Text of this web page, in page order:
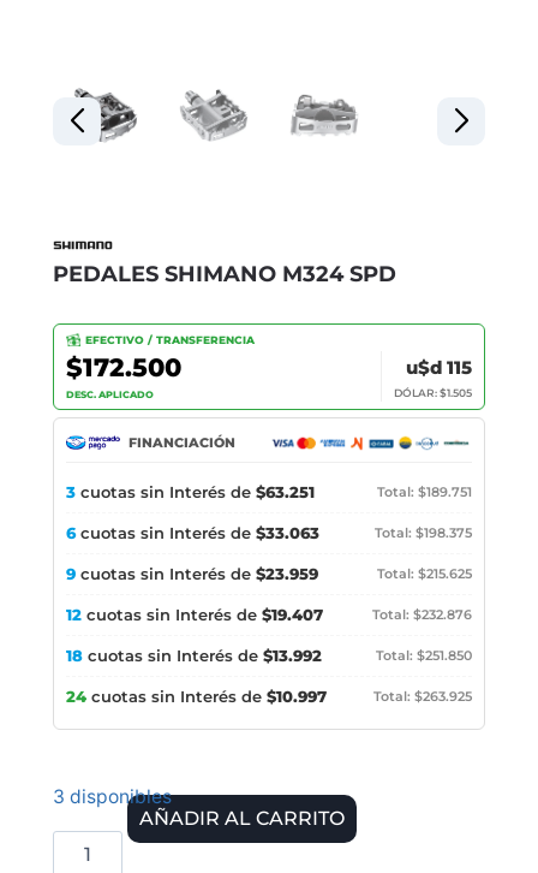
PEDALES SHIMANO M324 SPD
EFECTIVO / TRANSFERENCIA
$172.500
DESC. APLICADO
u$d 115
DÓLAR: $1.505
FINANCIACIÓN
3 cuotas sin Interés de $63.251 Total: $189.751
6cuotas sin Interés de $33.063 Total: $198.375
9 cuotas sin Interés de $23.959 Total: $215.625
12 cuotas sin Interés de $19.407 Total: $232.876
18 cuotas sin Interés de $13.992 Total: $251.850
24 cuotas sin Interés de $10.997 Total: $263.925
3 disponibles
AÑADIR AL CARRITO